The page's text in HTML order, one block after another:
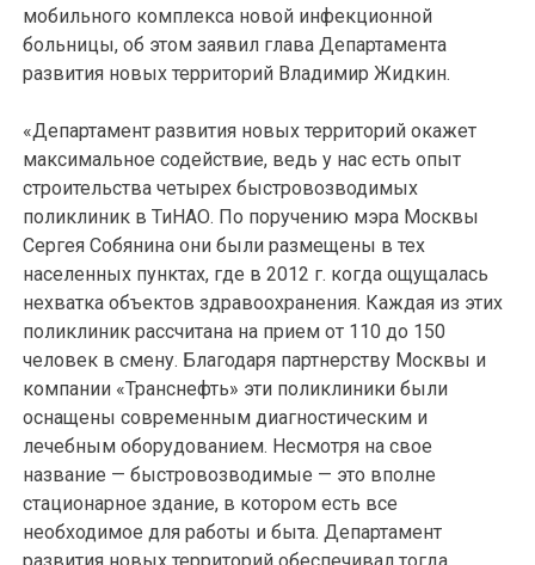
мобильного комплекса новой инфекционной
больницы, об этом заявил глава Департамента
развития новых территорий Владимир Жидкин.
«Департамент развития новых территорий окажет
максимальное содействие, ведь у нас есть опыт
строительства четырех быстровозводимых
поликлиник в ТиНАО. По поручению мэра Москвы
Сергея Собянина они были размещены в тех
населенных пунктах, где в 2012 г. когда ощущалась
нехватка объектов здравоохранения. Каждая из этих
поликлиник рассчитана на прием от 110 до 150
человек в смену. Благодаря партнерству Москвы и
компании «Транснефть» эти поликлиники были
оснащены современным диагностическим и
лечебным оборудованием. Несмотря на свое
название — быстровозводимые — это вполне
стационарное здание, в котором есть все
необходимое для работы и быта. Департамент